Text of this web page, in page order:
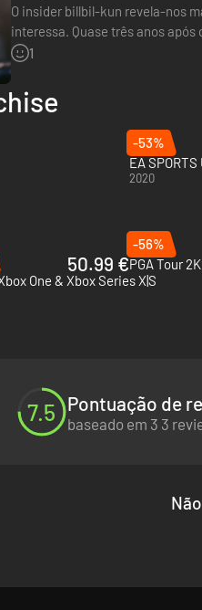
O insider billbil-kun revela-nos
interessa. Quase três anos
Assim, a oficialização de…
1
-53%
EA
2020
50.99 €
-56%
PGA Tour
One & Xbox Series X|S
7.5 Pontuação de
baseado em 3 3